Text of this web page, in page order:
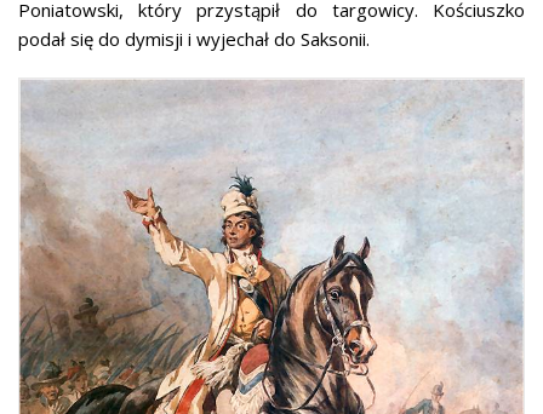
Poniatowski, który przystąpił do targowicy. Kościuszko
podał się do dymisji i wyjechał do Saksonii.